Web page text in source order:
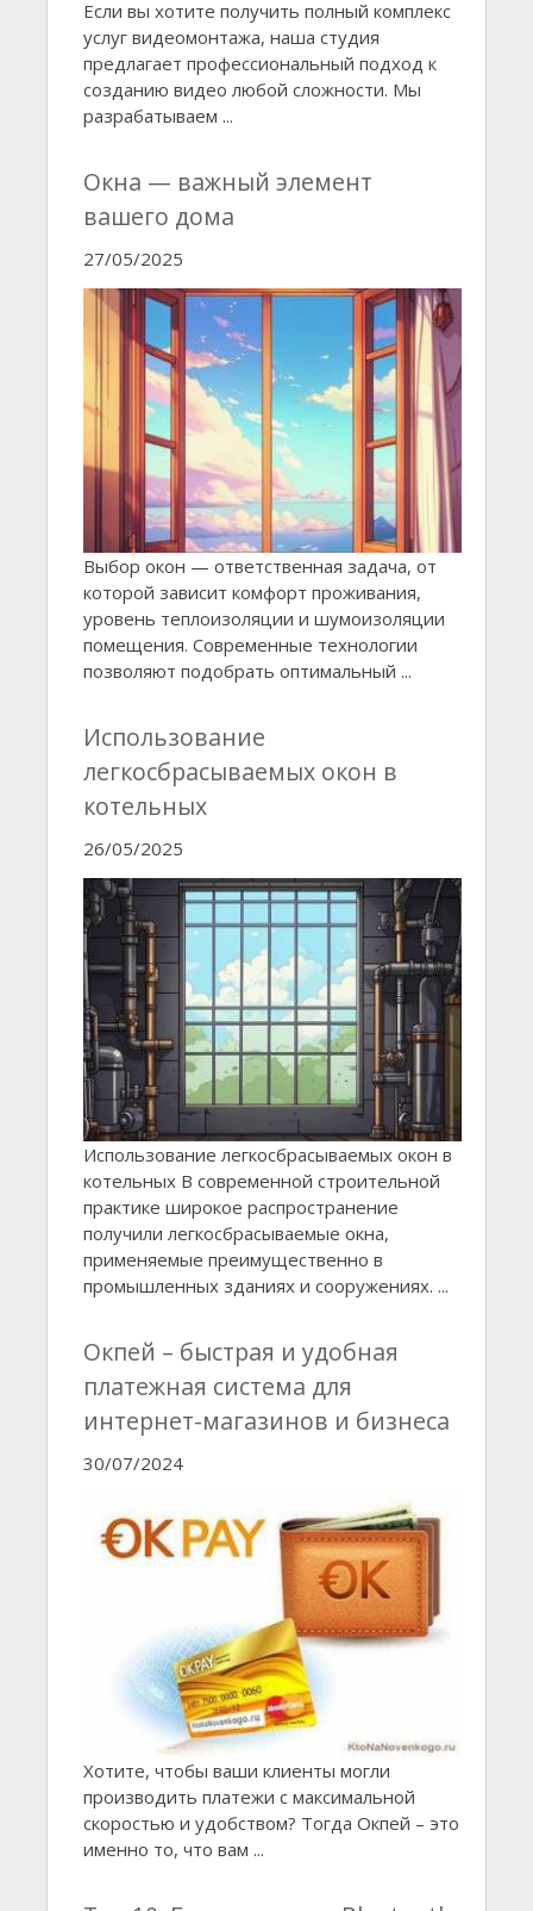
Если вы хотите получить полный комплекс
услуг видеомонтажа, наша студия
предлагает профессиональный подход к
созданию видео любой сложности. Мы
разрабатываем ...
Окна — важный элемент
вашего дома
27/05/2025
Выбор окон — ответственная задача, от
которой зависит комфорт проживания,
уровень теплоизоляции и шумоизоляции
помещения. Современные технологии
позволяют подобрать оптимальный ...
Использование
легкосбрасываемых окон в
котельных
26/05/2025
Использование легкосбрасываемых окон в
котельных В современной строительной
практике широкое распространение
получили легкосбрасываемые окна,
применяемые преимущественно в
промышленных зданиях и сооружениях. ...
Окпей – быстрая и удобная
платежная система для
интернет-магазинов и бизнеса
30/07/2024
Хотите, чтобы ваши клиенты могли
производить платежи с максимальной
скоростью и удобством? Тогда Окпей – это
именно то, что вам ...